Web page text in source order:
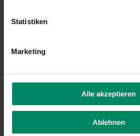
Statistiken
Marketing
Alle akzeptieren
Ablehnen
Nachantrag
technisches Datenblatt Modul
technisches Datenblatt Modul
technisches Datenblatt Modul
HWB Grenzwerte Modul A1
Beratungsprotokoll